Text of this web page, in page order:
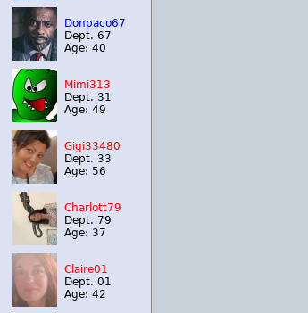
Donpaco67
Dept. 67
Age: 40
Mimi313
Dept. 31
Age: 49
Gigi33480
Dept. 33
Age: 56
Charlott79
Dept. 79
Age: 37
Claire01
Dept. 01
Age: 42